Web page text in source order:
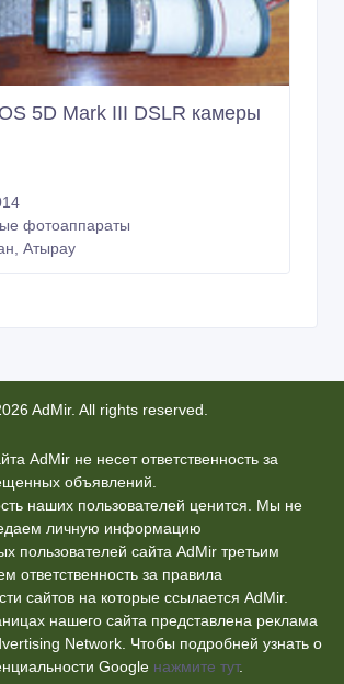
5D Mark III DSLR камеры
фотоаппараты
Атырау
AdMir. All rights reserved.
AdMir не несет ответственность за
объявлений.
наших пользователей ценится. Мы не
личную информацию
пользователей сайта AdMir третьим
ответственность за правила
сайтов на которые ссылается AdMir.
нашего сайта представлена реклама
Network. Чтобы подробней узнать о
Google нажмите тут.